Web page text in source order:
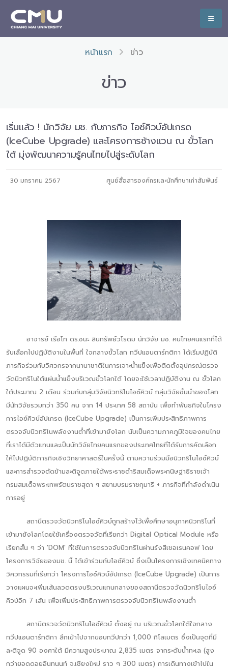
หน้าแรก ข่าว
ข่าว
เริ่มแล้ว ! นักวิจัย มช. กับภารกิจ ไอซ์คิวบ์อัปเกรด
(IceCube Upgrade) และโครงการช้างแวน ณ ขั้วโลก
ใต้ มุ่งพัฒนาความรู้คนไทยไปสู่ระดับโลก
30 มกราคม 2567 ศูนย์สื่อสารองค์กรและนักศึกษาเก่าสัมพันธ์
อาจารย์ เรือโท ดร.ชนะ สินทรัพย์วโรดม นักวิจัย มช. คนไทยคนแรกที่ได้
รับเลือกไปปฏิบัติงานในพื้นที่ ใจกลางขั้วโลก ทวีปแอนตาร์กติกา ได้เริ่มปฏิบัติ
ภารกิจร่วมกับวิศวกรจากนานาชาติในการเจาะน้ำแข็งเพื่อติดตั้งอุปกรณ์ตรวจ
วัดนิวทริโนใต้แผ่นน้ำแข็งบริเวณขั้วโลกใต้ โดยจะใช้เวลาปฏิบัติงาน ณ ขั้วโลก
ใต้ประมาณ 2 เดือน ร่วมกับกลุ่มวิจัยนิวทริโนไอซ์คิวบ์ กลุ่มวิจัยชั้นนำของโลก
มีนักวิจัยรวมกว่า 350 คน จาก 14 ประเทศ 58 สถาบัน เพื่อทำพันธกิจในโครง
การไอซ์คิวบ์อัปเกรด (IceCube Upgrade) เป็นการเพิ่มประสิทธิภาพการ
ตรวจจับนิวทริโนพลังงานต่ำที่เข้ามายังโลก นับเป็นความภาคภูมิใจของคนไทย
ที่เราได้มีตัวแทนและเป็นนักวิจัยไทยคนแรกของประเทศไทยที่ได้รับการคัดเลือก
ให้ไปปฏิบัติภารกิจเชิงวิทยาศาสตร์ในครั้งนี้ ตามความร่วมมือนิวทริโนไอซ์คิวบ์
และการสำรวจตัดข้ามละติจูดภายใต้พระราชดำริสมเด็จพระกนิษฐาธิราชเจ้า
กรมสมเด็จพระเทพรัตนราชสุดา ฯ สยามบรมราชกุมารี + ภารกิจที่กำลังดำเนิน
การอยู่
สถานีตรวจวัดนิวทริโนไอซ์คิวบ์ถูกสร้างไว้เพื่อศึกษาอนุภาคนิวทริโนที่
เข้ามายังโลกโดยใช้เครื่องตรวจวัดที่เรียกว่า Digital Optical Module หรือ
เรียกสั้น ๆ ว่า 'DOM' ที่ใช้ในการตรวจจับนิวทริโนผ่านรังสีเชอเรนคอฟ โดย
โครงการวิจัยของมช. นี้ ได้เข้าร่วมกับไอซ์คิวบ์ ซึ่งเป็นโครงการเชิงเทคนิคทาง
วิศวกรรมที่เรียกว่า โครงการไอซ์คิวบ์อัปเกรด (IceCube Upgrade) เป็นการ
วางแผนจะเพิ่มเส้นลวดตรงบริเวณแกนกลางของสถานีตรวจวัดนิวทริโนไอซ์
คิวบ์อีก 7 เส้น เพื่อเพิ่มประสิทธิภาพการตรวจจับนิวทริโนพลังงานต่ำ
สถานีตรวจวัดนิวทริโนไอซ์คิวบ์ ตั้งอยู่ ณ บริเวณขั้วโลกใต้ใจกลาง
ทวีปแอนตาร์กติกา ลึกเข้าไปจากขอบทวีปกว่า 1,000 กิโลเมตร ซึ่งเป็นจุดที่มี
ละติจูด 90 องศาใต้ มีความสูงประมาณ 2,835 เมตร จากระดับน้ำทะเล (สูง
กว่ายอดดอยอินทนนท์ จ.เชียงใหม่ ราว ๆ 300 เมตร) การเดินทางเข้าไปใน